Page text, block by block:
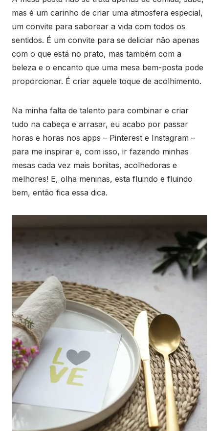
mas é um carinho de criar uma atmosfera especial,
um convite para saborear a vida com todos os
sentidos. É um convite para se deliciar não apenas
com o que está no prato, mas também com a
beleza e o encanto que uma mesa bem-posta pode
proporcionar. É criar aquele toque de acolhimento.
Na minha falta de talento para combinar e criar
tudo na cabeça e arrasar, eu acabo por passar
horas e horas nos apps – Pinterest e Instagram –
para me inspirar e, com isso, ir fazendo minhas
mesas cada vez mais bonitas, acolhedoras e
melhores! E, olha meninas, esta fluindo e fluindo
bem, então fica essa dica.